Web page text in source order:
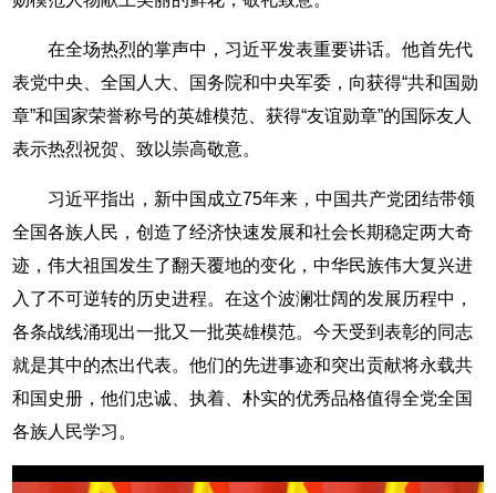
在全场热烈的掌声中，习近平发表重要讲话。他首先代
表党中央、全国人大、国务院和中央军委，向获得“共和国勋
章”和国家荣誉称号的英雄模范、获得“友谊勋章”的国际友人
表示热烈祝贺、致以崇高敬意。
习近平指出，新中国成立75年来，中国共产党团结带领
全国各族人民，创造了经济快速发展和社会长期稳定两大奇
迹，伟大祖国发生了翻天覆地的变化，中华民族伟大复兴进
入了不可逆转的历史进程。在这个波澜壮阔的发展历程中，
各条战线涌现出一批又一批英雄模范。今天受到表彰的同志
就是其中的杰出代表。他们的先进事迹和突出贡献将永载共
和国史册，他们忠诚、执着、朴实的优秀品格值得全党全国
各族人民学习。